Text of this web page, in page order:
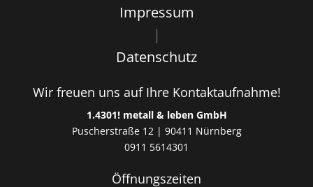
Impressum
|
Datenschutz
Wir freuen uns auf Ihre Kontaktaufnahme!
1.4301! metall & leben GmbH
Puscherstraße 12| 90411 Nürnberg
0911 5614301
Öffnungszeiten